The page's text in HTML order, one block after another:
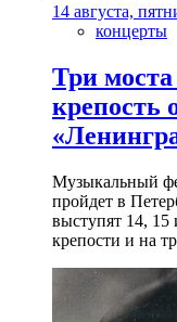
14 августа,
концерты
Три
крепость
Музыкальный
пройдет в
выступят 14, 15
крепости и на